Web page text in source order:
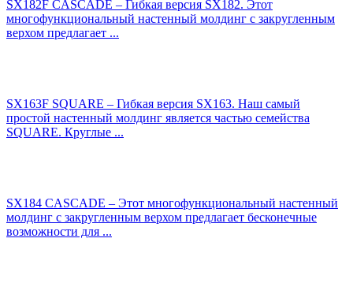
SX182F CASCADE – Гибкая версия SX182. Этот
многофункциональный настенный молдинг с закругленным
верхом предлагает ...
SX163F SQUARE – Гибкая версия SX163. Наш самый
простой настенный молдинг является частью семейства
SQUARE. Круглые ...
SX184 CASCADE – Этот многофункциональный настенный
молдинг с закругленным верхом предлагает бесконечные
возможности для ...